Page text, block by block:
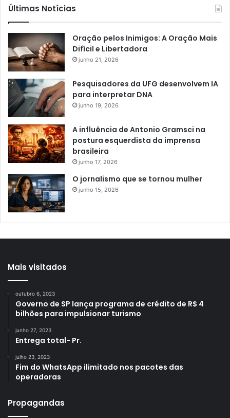
Últimas Notícias
Oração pelos Inimigos: A Oração Mais
Difícil e Libertadora
junho 21, 2026
Pesquisadores da UFG desenvolvem IA
para interpretar DNA
junho 19, 2026
A influência de Antonio Gramsci na
postura esquerdista da imprensa
brasileira
junho 17, 2026
O jornalismo que se tornou mulher
junho 15, 2026
Mais visitados
outubro 6, 2023
Governo de SP lança programa de crédito de R$ 4
bilhões para impulsionar turismo
junho 27, 2023
Entrega total- Pr.
julho 23, 2023
Fim do WhatsApp ilimitado nos pacotes das
operadoras
Propagandas